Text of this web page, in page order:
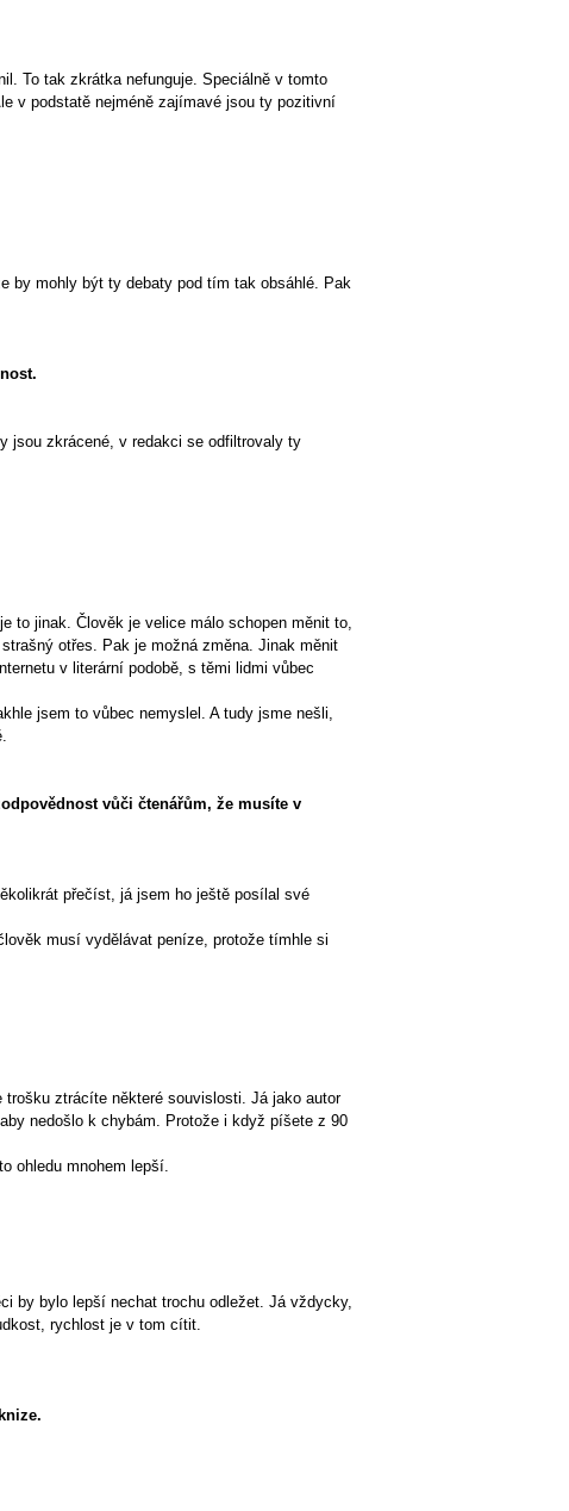
To tak zkrátka nefunguje. Speciálně v tomto
v podstatě nejméně zajímavé jsou ty pozitivní
by mohly být ty debaty pod tím tak obsáhlé. Pak
jsou zkrácené, v redakci se odfiltrovaly ty
to jinak. Člověk je velice málo schopen měnit to,
otřes. Pak je možná změna. Jinak měnit
v literární podobě, s těmi lidmi vůbec
jsem to vůbec nemyslel. A tudy jsme nešli,
vůči čtenářům, že musíte v
přečíst, já jsem ho ještě posílal své
musí vydělávat peníze, protože tímhle si
ztrácíte některé souvislosti. Já jako autor
nedošlo k chybám. Protože i když píšete z 90
ohledu mnohem lepší.
by bylo lepší nechat trochu odležet. Já vždycky,
rychlost je v tom cítit.